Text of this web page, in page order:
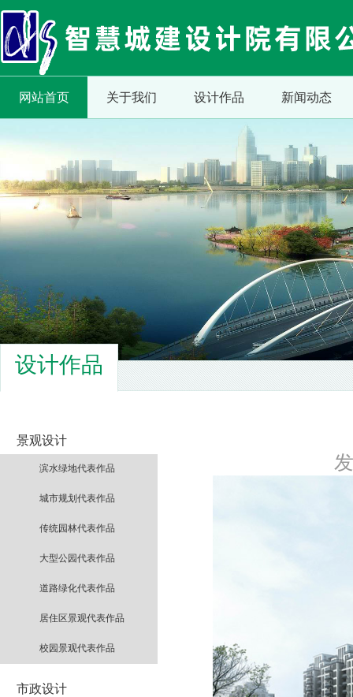
网站首页 关于我们 设计作品 新闻动态
设计作品
景观设计
滨水绿地代表作品
城市规划代表作品
传统园林代表作品
大型公园代表作品
道路绿化代表作品
居住区景观代表作品
校园景观代表作品
市政设计